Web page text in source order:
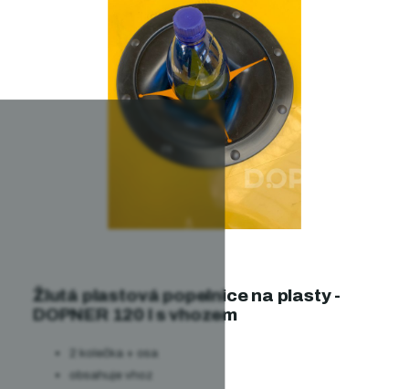
Žlutá plastová popelnice na plasty -
DOPNER 120 l s vhozem
2 kolečka + osa
obsahuje vhoz